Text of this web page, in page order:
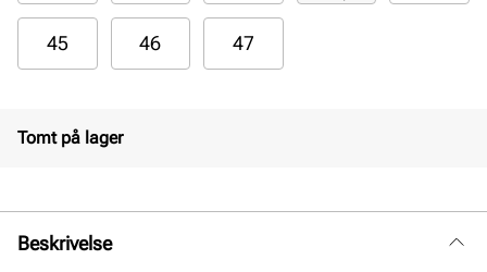
45 46 47
Tomt på lager
Beskrivelse